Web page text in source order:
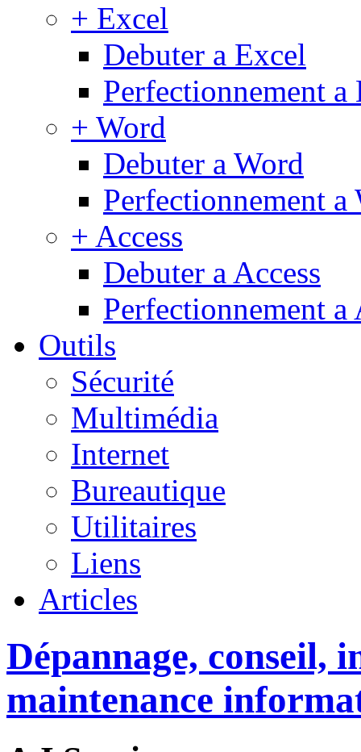
+ Excel
Debuter a Excel
Perfectionnement a
+ Word
Debuter a Word
Perfectionnement a
+ Access
Debuter a Access
Perfectionnement a
Outils
Sécurité
Multimédia
Internet
Bureautique
Utilitaires
Liens
Articles
Dépannage, conseil,
maintenance